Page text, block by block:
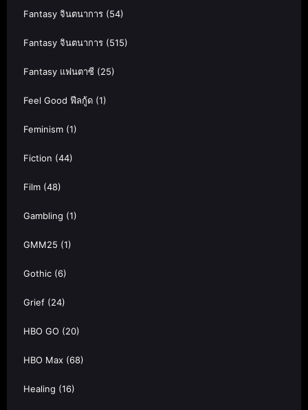
Fantasy จินตนาการ (54)
Fantasy จินตนาการ (515)
Fantasy แฟนตาซี (25)
Feel Good ฟีลกู้ด (1)
Feminism (1)
Fiction (44)
Film (48)
Gambling (1)
GMM25 (1)
Gothic (6)
Grief (24)
HBO GO (20)
HBO Max (68)
Healing (16)